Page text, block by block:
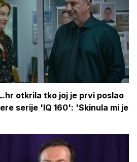
otkrila tko joj je prvi poslao
serije 'IQ 160': 'Skinula mi je